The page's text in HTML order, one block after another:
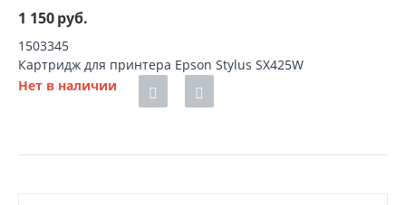
1 150руб.
1503345
Картридж для принтера Epson Stylus SX425W
Нет в наличии